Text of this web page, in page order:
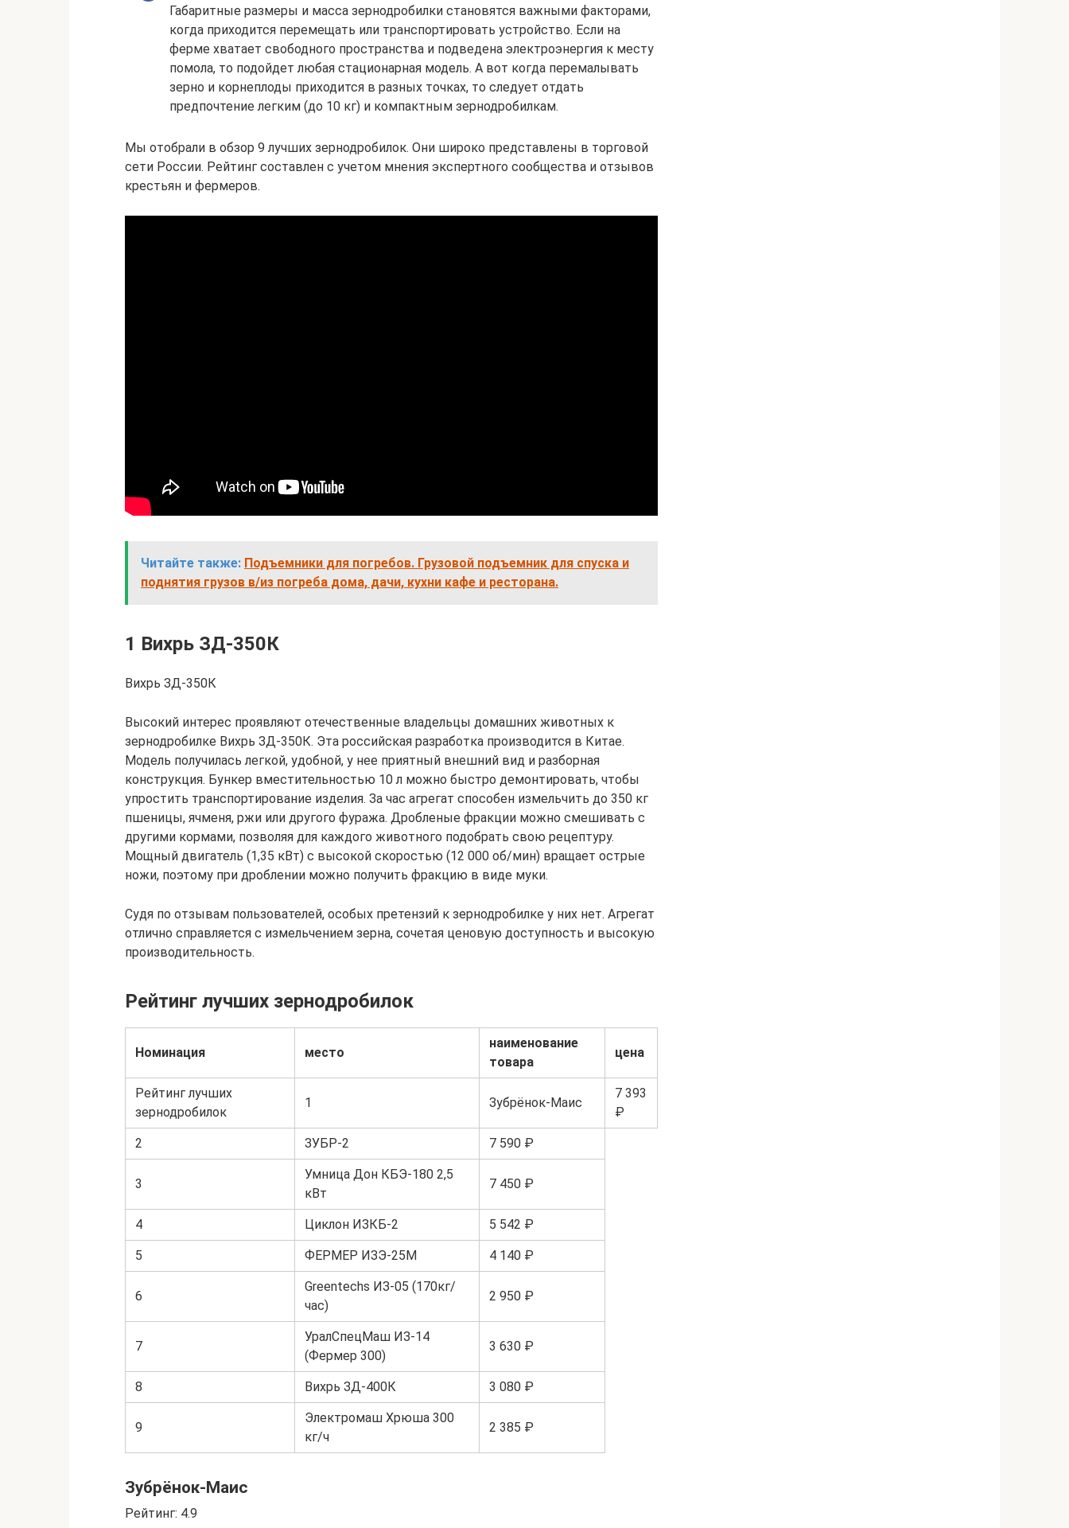
Габаритные размеры и масса зернодробилки становятся важными факторами,
когда приходится перемещать или транспортировать устройство. Если на
ферме хватает свободного пространства и подведена электроэнергия к месту
помола, то подойдет любая стационарная модель. А вот когда перемалывать
зерно и корнеплоды приходится в разных точках, то следует отдать
предпочтение легким (до 10 кг) и компактным зернодробилкам.
Мы отобрали в обзор 9 лучших зернодробилок. Они широко представлены в торговой
сети России. Рейтинг составлен с учетом мнения экспертного сообщества и отзывов
крестьян и фермеров.
Читайте также: Подъемники для погребов. Грузовой подъемник для спуска и
поднятия грузов в/из погреба дома, дачи, кухни кафе и ресторана.
1 Вихрь ЗД-350К
Вихрь ЗД-350К
Высокий интерес проявляют отечественные владельцы домашних животных к
зернодробилке Вихрь ЗД-350К. Эта российская разработка производится в Китае.
Модель получилась легкой, удобной, у нее приятный внешний вид и разборная
конструкция. Бункер вместительностью 10 л можно быстро демонтировать, чтобы
упростить транспортирование изделия. За час агрегат способен измельчить до 350 кг
пшеницы, ячменя, ржи или другого фуража. Дробленые фракции можно смешивать с
другими кормами, позволяя для каждого животного подобрать свою рецептуру.
Мощный двигатель (1,35 кВт) с высокой скоростью (12 000 об/мин) вращает острые
ножи, поэтому при дроблении можно получить фракцию в виде муки.
Судя по отзывам пользователей, особых претензий к зернодробилке у них нет. Агрегат
отлично справляется с измельчением зерна, сочетая ценовую доступность и высокую
производительность.
Рейтинг лучших зернодробилок
Номинация место
наименование
товара
цена
Рейтинг лучших
зернодробилок
1 Зубрёнок-Маис
7 393
₽
2 ЗУБР-2 7 590 ₽
3
Умница Дон КБЭ-180 2,5
кВт
7 450 ₽
4 Циклон ИЗКБ-2 5 542 ₽
5 ФЕРМЕР ИЗЭ-25М 4 140 ₽
6
Greentechs ИЗ-05 (170кг/
час)
2 950 ₽
7
УралСпецМаш ИЗ-14
(Фермер 300)
3 630 ₽
8 Вихрь ЗД-400К 3 080 ₽
9
Электромаш Хрюша 300
кг/ч
2 385 ₽
Зубрёнок-Маис
Рейтинг: 4.9